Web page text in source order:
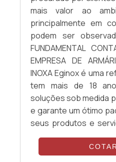
mais valor ao
principalmente em
podem ser
FUNDAMENTAL
EMPRESA DE
INOXA Eginox é uma
tem mais de 18
soluções sob medida
e garante um ótimo
seus produtos e